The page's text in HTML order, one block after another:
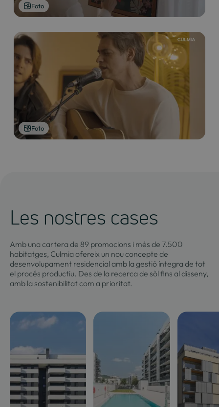
Foto
Foto
Les nostres cases
Amb una cartera de 89 promocions i més de 7.500
habitatges, Culmia ofereix un nou concepte de
desenvolupament residencial amb la gestió íntegra de tot
el procés productiu. Des de la recerca de sòl fins al disseny,
amb la sostenibilitat com a prioritat.